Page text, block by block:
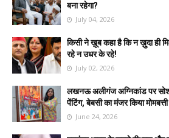
बना रहेगा?
July 04, 2026
किसी ने ख़ूब कहा है कि न ख़ुदा ही
रहे न उधर के रहे!
July 02, 2026
लखनऊ अलीगंज अग्निकांड पर
पेंटिंग, बेबसी का मंजर किया
June 24, 2026